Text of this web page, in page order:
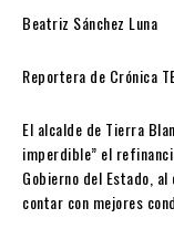
Beatriz Sánchez Luna
Reportera de Crónica
El alcalde de Tierra
imperdible” el
Gobierno del Estado,
contar con mejores